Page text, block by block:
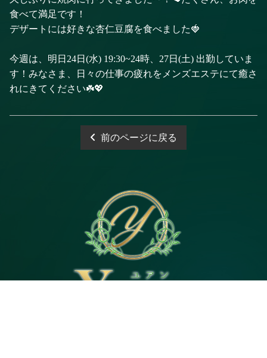
食べて満足です！
デザートには好きな杏仁豆腐を食べました🍓
今週は、明日24日(水) 19:30~24時、27日(土) 出勤していま
す！みなさま、日々の仕事の疲れをメンズエステにて癒さ
れにきてください☘️💖
前のページに戻る